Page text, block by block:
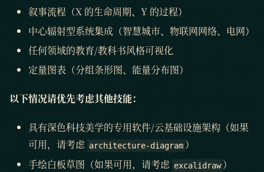
叙事流程（X 的生命周期、Y 的过程）
中心辐射型系统集成（智慧城市、物联网网络、电网）
任何领域的教育/教科书风格可视化
定量图表（分组条形图、能量分布图）
以下情况请优先考虑其他技能：
具有深色科技美学的专用软件/云基础设施架构（如果
可用，请考虑 architecture-diagram ）
手绘白板草图（如果可用，请考虑 excalidraw ）